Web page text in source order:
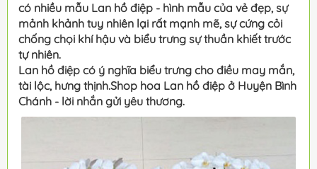
có nhiều mẫu Lan hồ điệp - hình mẫu của vẻ đẹp, sự
mảnh khảnh tuy nhiên lại rất mạnh mẽ, sự cứng cỏi
chống chọi khí hậu và biểu trưng sự thuần khiết trước
tự nhiên.
Lan hồ điệp có ý nghĩa biểu trưng cho điều may mắn,
tài lộc, hưng thịnh.Shop hoa Lan hồ điệp ở Huyện Bình
Chánh - lời nhắn gửi yêu thương.